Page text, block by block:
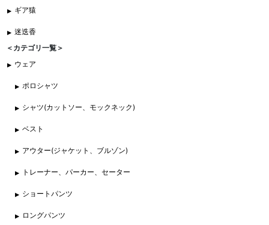
ギア猿
迷迭香
＜カテゴリ一覧＞
ウェア
ポロシャツ
シャツ(カットソー、モックネック)
ベスト
アウター(ジャケット、ブルゾン)
トレーナー、パーカー、セーター
ショートパンツ
ロングパンツ